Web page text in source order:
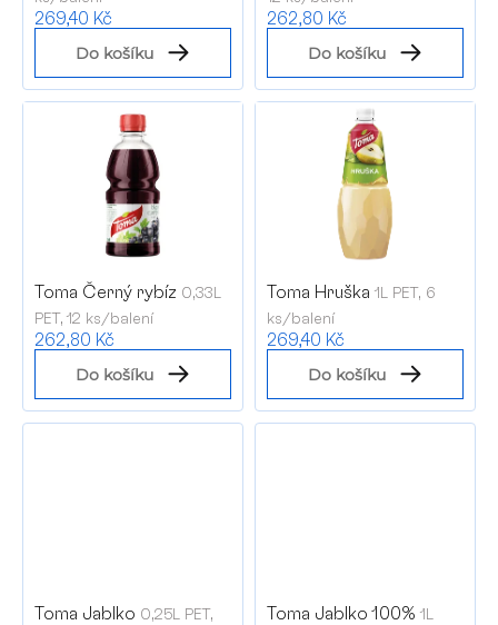
t
ů
269,40 Kč
Do košíku
262,80 Kč
Do košíku
Toma Černý rybíz 0,33L
PET, 12 ks/balení
262,80 Kč
Do košíku
Toma Hruška 1L PET, 6
ks/balení
269,40 Kč
Do košíku
Toma Jablko 0,25L PET,
Toma Jablko 100% 1L